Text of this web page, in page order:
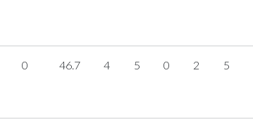
0 46.7 4 5 0 2 5